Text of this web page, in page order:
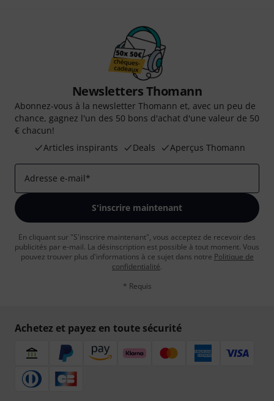
Newsletters Thomann
Abonnez-vous à la newsletter Thomann et, avec un peu de
chance, gagnez l'un des 50 bons d'achat d'une valeur de 50
€ chacun!
Articles inspirants
Deals Aperçus Thomann
Adresse e-mail*
S'inscrire maintenant
En cliquant sur "S'inscrire maintenant", vous acceptez de recevoir des
publicités par e-mail. La désinscription est possible à tout moment. Vous
pouvez trouver plus d'informations à ce sujet dans notre Politique de
confidentialité.
* Requis
Achetez et payez en toute sécurité